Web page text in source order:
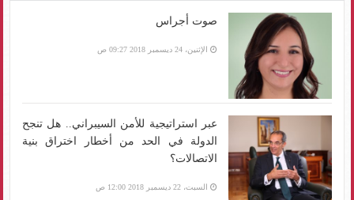
صوت أجراس
الإثنين، 24 ديسمبر 2018 09:27 ص
عبر استراتيجية للأمن السيبراني.. هل تنجح
الدولة في الحد من أخطار اختراق بنية
الاتصالات؟
السبت، 22 ديسمبر 2018 12:00 ص